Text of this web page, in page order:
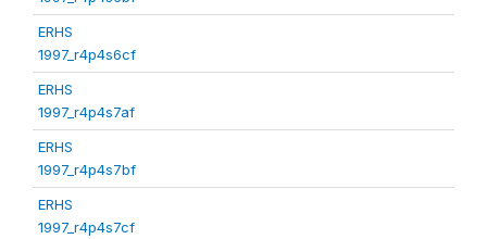
ERHS
1997_r4p4s6cf
ERHS
1997_r4p4s7af
ERHS
1997_r4p4s7bf
ERHS
1997_r4p4s7cf